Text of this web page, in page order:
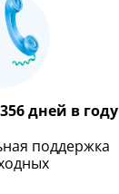
дней в году
поддержка